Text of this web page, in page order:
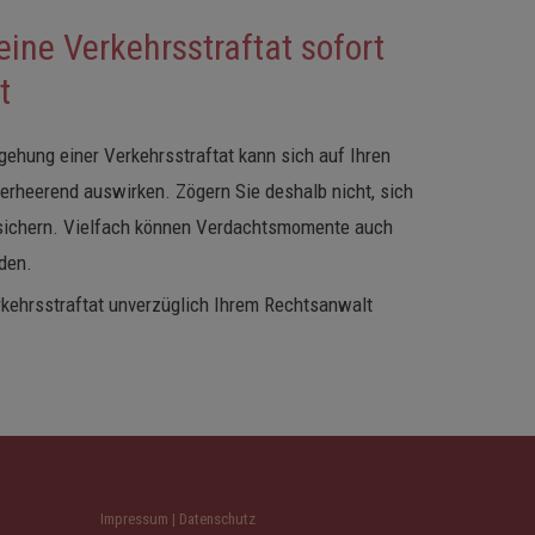
Verkehrsstraftat sofort
einer Verkehrsstraftat kann sich auf Ihren
auswirken. Zögern Sie deshalb nicht, sich
Vielfach können Verdachtsmomente auch
unverzüglich Ihrem Rechtsanwalt
Impressum | Datenschutz